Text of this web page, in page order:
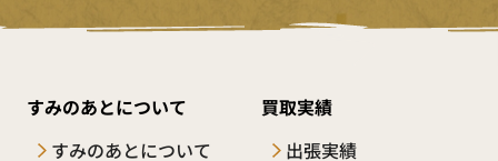
すみのあとについて
すみのあとについて
買取実績
出張実績